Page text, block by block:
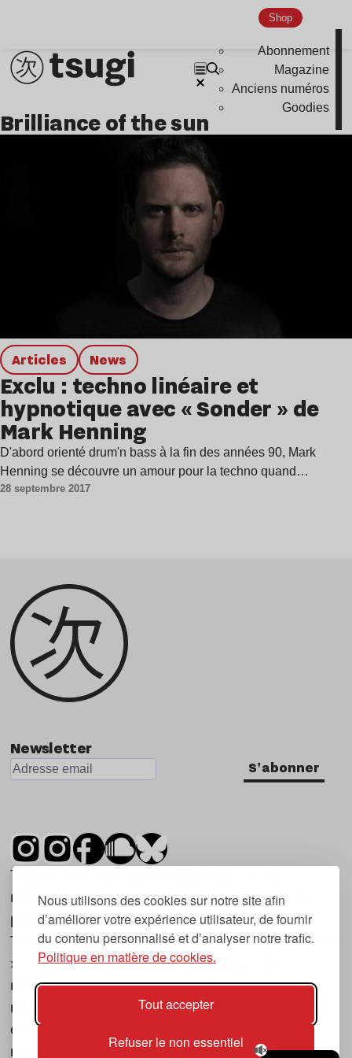
Nous utilisons des cookies sur notre site afin
d’améliorer votre expérience utilisateur, de fournir
du contenu personnalisé et d’analyser notre trafic.
Politique en matière de cookies.
Tout accepter
Refuser le non essentiel
Shop
Abonnement
Magazine
Anciens numéros
Goodies
Indie
brilliance of the sun
Articles news
Exclu : techno linéaire et
hypnotique avec « Sonder » de
Mark Henning
D'abord orienté drum'n bass à la fin des années 90, Mark
Henning se découvre un amour pour la techno quand…
28 septembre 2017
Newsletter
S'abonner
Tsugi est un mensuel indépendant sur la
musique et les nouvelles tendances, dont la
première parution date de 2007.
Tsugi en japonais signifie « prochain », « suivant
», ce qui correspond à la thématique du
magazine, à l’affût des nouvelles tendances
musicales, qu’elles viennent de la musique
électronique, du rock ou du hip hop, et des
nouveaux phénomènes de société liés à la